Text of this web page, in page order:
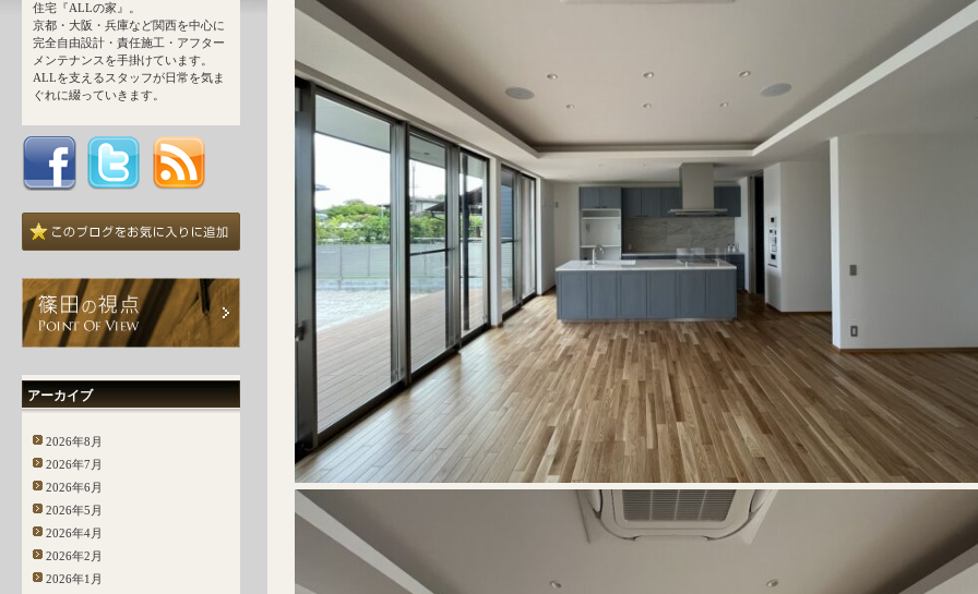
住宅『ALLの家』。
京都・大阪・兵庫など関西を中心に
完全自由設計・責任施工・アフター
メンテナンスを手掛けています。
ALLを支えるスタッフが日常を気ま
ぐれに綴っていきます。
アーカイブ
2026年8月
2026年7月
2026年6月
2026年5月
2026年4月
2026年2月
2026年1月